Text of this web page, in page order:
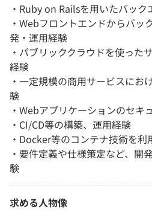
・Ruby on Railsを用いたバッ
・Webフロントエンドからバッ
発・運用経験
・パブリッククラウドを使った
経験
・一定規模の商用サービスにお
験
・Webアプリケーションのセキ
・CI/CD等の構築、運用経験
・Docker等のコンテナ技術を利
・要件定義や仕様策定など、開
験
求める人物像